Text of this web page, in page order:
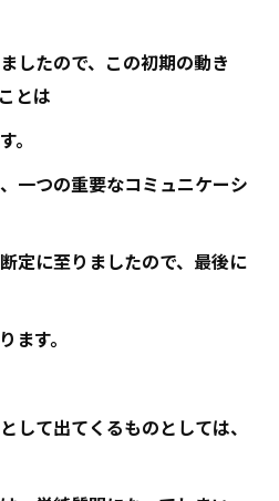
したので、この初期の動き
とは
。
一つの重要なコミュニケーシ
定に至りましたので、最後に
ます。
して出てくるものとしては、